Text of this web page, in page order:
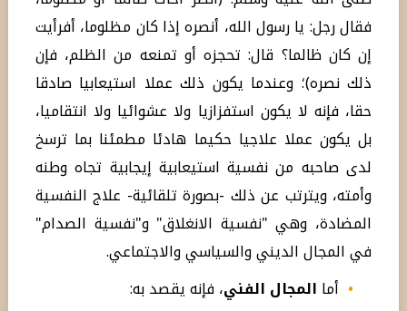
فقال رجل: يا رسول الله، أنصره إذا كان مظلوما، أفرأيت
إن كان ظالما؟ قال: تحجزه أو تمنعه من الظلم، فإن
ذلك نصره)؛ وعندما يكون ذلك عملا استيعابيا صادقا
حقا، فإنه لا يكون استفزازيا ولا عشوائيا ولا انتقاميا،
بل يكون عملا علاجيا حكيما هادئا مطمئنا بما ترسخ
لدى صاحبه من نفسية استيعابية إيجابية تجاه وطنه
وأمته، ويترتب عن ذلك -بصورة تلقائية- علاج النفسية
المضادة، وهي "نفسية الانغلاق" و"نفسية الصدام"
في المجال الديني والسياسي والاجتماعي.
• أما المجال الفني، فإنه يقصد به: